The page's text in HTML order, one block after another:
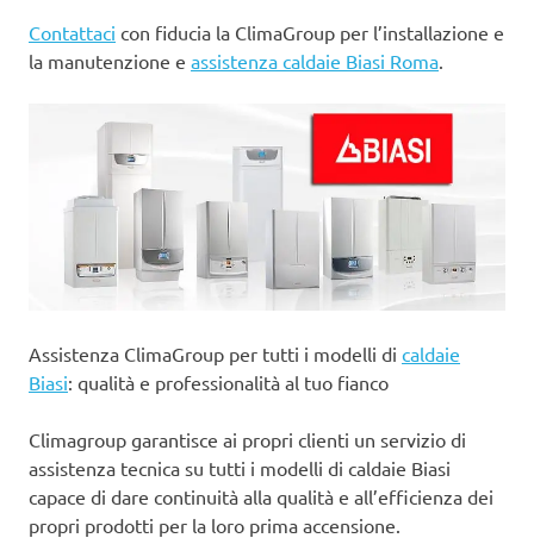
Contattaci con fiducia la ClimaGroup per l’installazione e
la manutenzione e assistenza caldaie Biasi Roma.
Assistenza ClimaGroup per tutti i modelli di caldaie
Biasi: qualità e professionalità al tuo fianco
Climagroup garantisce ai propri clienti un servizio di
assistenza tecnica su tutti i modelli di caldaie Biasi
capace di dare continuità alla qualità e all’efficienza dei
propri prodotti per la loro prima accensione.